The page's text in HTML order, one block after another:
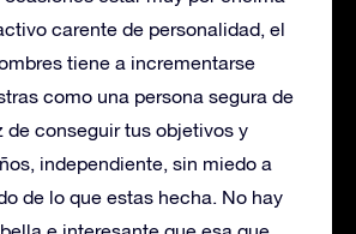
carente de personalidad, el
tiene a incrementarse
como una persona segura de
de conseguir tus objetivos y
independiente, sin miedo a
de lo que estas hecha. No hay